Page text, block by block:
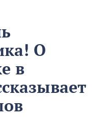
О
в